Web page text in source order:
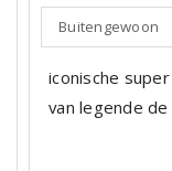
Buitengewoon
iconische
van legende de